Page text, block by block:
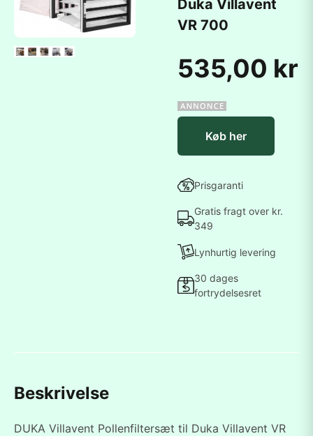
Duka Villavent
VR 700
535,00 kr
Køb her
Prisgaranti
Gratis fragt over kr.
349
Lynhurtig levering
30 dages
fortrydelsesret
Beskrivelse
DUKA Villavent Pollenfiltersæt til Duka Villavent VR